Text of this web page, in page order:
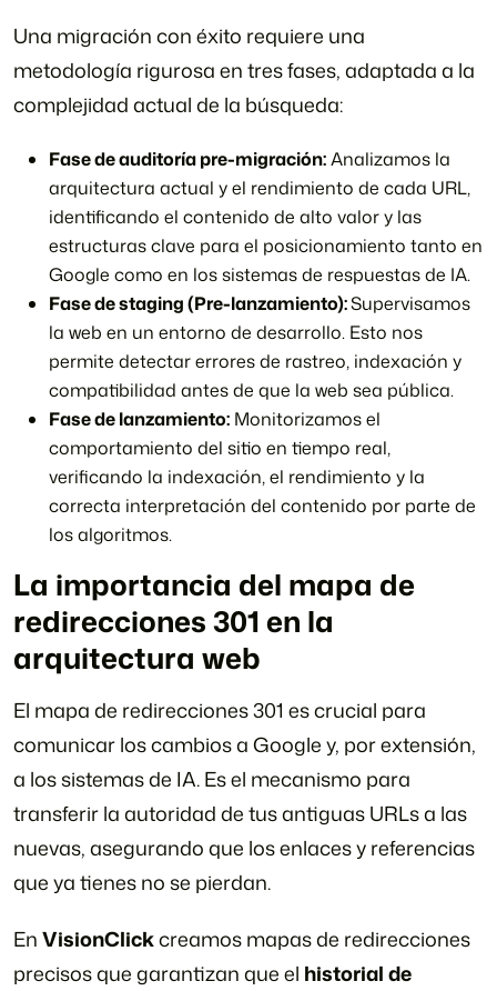
Una migración con éxito requiere una
metodología rigurosa en tres fases, adaptada a la
complejidad actual de la búsqueda:
Fase de auditoría pre-migración:Analizamos la
arquitectura actual y el rendimiento de cada URL,
identificando el contenido de alto valor y las
estructuras clave para el posicionamiento tanto en
Google como en los sistemas de respuestas de IA.
Fase de staging (Pre-lanzamiento):Supervisamos
la web en un entorno de desarrollo. Esto nos
permite detectar errores de rastreo, indexación y
compatibilidad antes de que la web sea pública.
Fase de lanzamiento: Monitorizamos el
comportamiento del sitio en tiempo real,
verificando la indexación, el rendimiento y la
correcta interpretación del contenido por parte de
los algoritmos.
La importancia del mapa de
redirecciones 301 en la
arquitectura web
El mapa de redirecciones 301 es crucial para
comunicar los cambios a Google y, por extensión,
a los sistemas de IA. Es el mecanismo para
transferir la autoridad de tus antiguas URLs a las
nuevas, asegurando que los enlaces y referencias
que ya tienes no se pierdan.
EnVisionClickcreamos mapas de redirecciones
precisos que garantizan que el historial de